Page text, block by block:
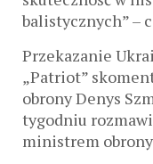
balistycznych” –
Przekazanie
„Patriot”
obrony Denys
tygodniu
ministrem